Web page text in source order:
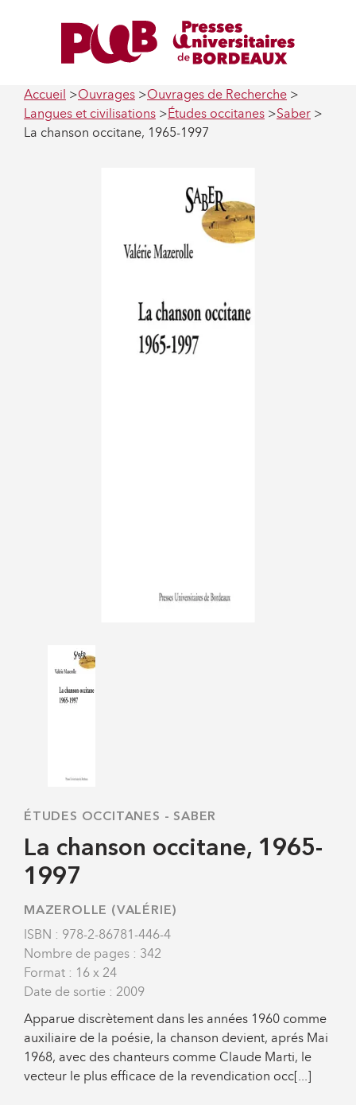
Accueil Ouvrages
Ouvrages de Recherche
Langues et civilisations
Études occitanes
Saber
La chanson occitane, 1965-1997
ÉTUDES OCCITANES -SABER
La chanson occitane, 1965-
1997
MAZEROLLE (VALÉRIE)
ISBN : 978-2-86781-446-4
Nombre de pages : 342
Format : 16 x 24
Date de sortie : 2009
Apparue discrètement dans les années 1960 comme
auxiliaire de la poésie, la chanson devient, aprés Mai
1968, avec des chanteurs comme Claude Marti, le
vecteur le plus efficace de la revendication occ[...]